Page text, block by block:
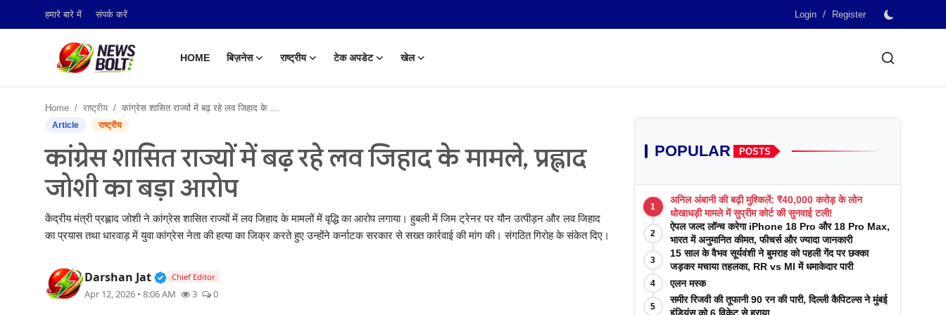
हमारे बारे में संपर्क करें Login / Register
HOME बिज़नेस राष्ट्रीय टेक अपडेट
खेल
Login
टेक अपडेट
हमारे बारे में
Home राष्ट्रीय कांग्रेस शासित राज्यों में बढ़ रहे लव जिहाद के मामले, प्रह्लाद जोशी का बड़ा आरोप
Article राष्ट्रीय
कांग्रेस शासित राज्यों में बढ़ रहे लव जिहाद के मामले, प्रह्लाद
जोशी का बड़ा आरोप
केंद्रीय मंत्री प्रह्लाद जोशी ने कांग्रेस शासित राज्यों में लव जिहाद के मामलों में वृद्धि का आरोप लगाया। हुबली में जिम ट्रेनर पर यौन उत्पीड़न और लव जिहाद
का प्रयास तथा धारवाड़ में युवा कांग्रेस नेता की हत्या का जिक्र करते हुए उन्होंने कर्नाटक सरकार से सख्त कार्रवाई की मांग की। संगठित गिरोह के संकेत दिए।
Darshan Jat Verified Public Figure • 05 Aug, 2014
Chief Editor
Apr 12, 2026 • 8:06 AM 3 0
POPULAR POSTS
1
अनिल अंबानी की बढ़ी मुश्किलें: ₹40,000 करोड़ के लोन
धोखाधड़ी मामले में सुप्रीम कोर्ट की सुनवाई टली!
2
ऐपल जल्द लॉन्च करेगा iPhone 18 Pro और 18 Pro Max,
भारत में अनुमानित कीमत, फीचर्स और ज्यादा जानकारी
3
15 साल के वैभव सूर्यवंशी ने बुमराह को पहली गेंद पर छक्का
जड़कर मचाया तहलका, RR vs MI में धमाकेदार पारी
4 एलन मस्क
5
समीर रिजवी की तूफानी 90 रन की पारी, दिल्ली कैपिटल्स ने मुंबई